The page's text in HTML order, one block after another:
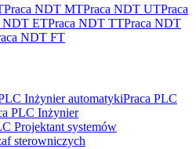
Praca NDT MTPraca NDT UTPraca
NDT ETPraca NDT TTPraca NDT
NDT FT
Inżynier automatykiPraca PLC
PLC Inżynier
Projektant systemów
sterowniczych